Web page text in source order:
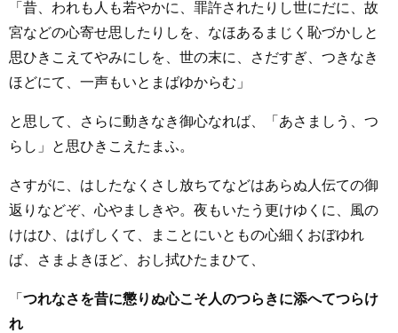
「昔、われも人も若やかに、罪許されたりし世にだに、故
宮などの心寄せ思したりしを、なほあるまじく恥づかしと
思ひきこえてやみにしを、世の末に、さだすぎ、つきなき
ほどにて、一声もいとまばゆからむ」
と思して、さらに動きなき御心なれば、「あさましう、つ
らし」と思ひきこえたまふ。
さすがに、はしたなくさし放ちてなどはあらぬ人伝ての御
返りなどぞ、心やましきや。夜もいたう更けゆくに、風の
けはひ、はげしくて、まことにいともの心細くおぼゆれ
ば、さまよきほど、おし拭ひたまひて、
「 つれなさを昔に懲りぬ心こそ人のつらきに添へてつらけ
れ